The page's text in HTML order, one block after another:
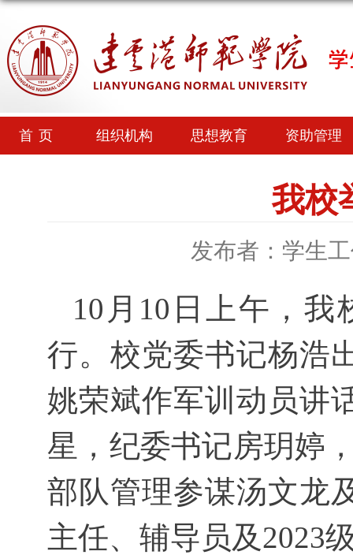
首页 组织机构 思想教育 资助管理
我校
发布者：学生
10 月 10 日上午，我
行。校党委书记杨浩
姚荣斌作军训动员讲
星 ，纪委书记房玥婷
部队管理参谋汤文龙
主任、辅导员及2023